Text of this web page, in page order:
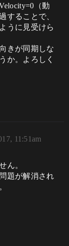
（動
することで、
うに見受けら
きが同期しな
か。よろしく
11:51am
ん。
題が解消され